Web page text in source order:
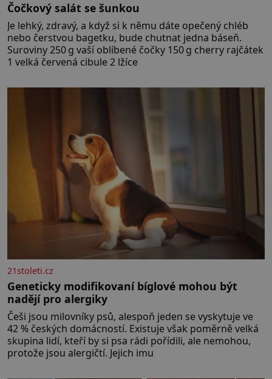
Čočkový salát se šunkou
Je lehký, zdravý, a když si k němu dáte opečený chléb
nebo čerstvou bagetku, bude chutnat jedna báseň.
Suroviny 250 g vaší oblíbené čočky 150 g cherry rajčátek
1 velká červená cibule 2 lžíce
21stoleti.cz
Geneticky modifikovaní bíglové mohou být
nadějí pro alergiky
Češi jsou milovníky psů, alespoň jeden se vyskytuje ve
42 % českých domácností. Existuje však poměrně velká
skupina lidí, kteří by si psa rádi pořídili, ale nemohou,
protože jsou alergičtí. Jejich imu